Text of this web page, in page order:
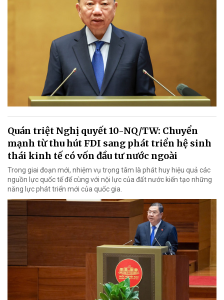
Quán triệt Nghị quyết 10-NQ/TW: Chuyển
mạnh từ thu hút FDI sang phát triển hệ sinh
thái kinh tế có vốn đầu tư nước ngoài
Trong giai đoạn mới, nhiệm vụ trọng tâm là phát huy hiệu quả các
nguồn lực quốc tế để cùng với nội lực của đất nước kiến tạo những
năng lực phát triển mới của quốc gia.